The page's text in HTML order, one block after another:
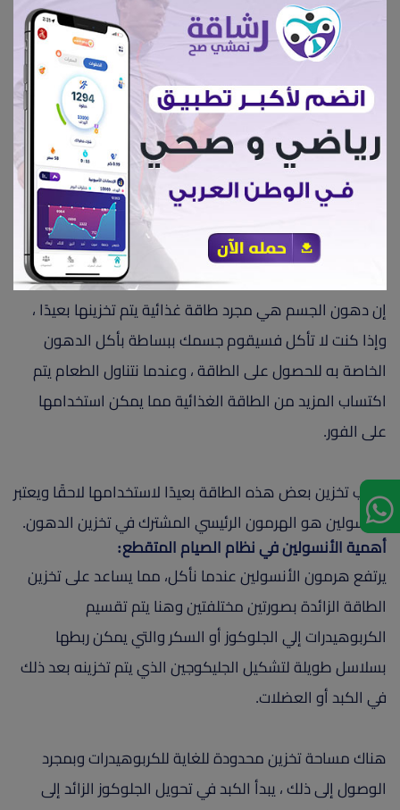
الأكل المقيدة الوقت استهلكوا سعرات حرارية أقل، وفقدوا
الوزن وتحسنوا في ضغط الدم، وفي المتوسط ​استهلكوا
سعرات حرارية أقل ، وفقدوا حوالي 3 في المائة من وزن
الجسم، وشهدوا انخفاض ضغط الدم الانقباضي بنحو 7 درجات.
أهمية الصيام المتقطع لفقدان الوزن:
يسمح الصيام المتقطع للجسم باستخدام الطاقة المخزنة
بداخله عن طريق حرق الدهون الزائدة في الجسم ، ومن المهم
أن ندرك أن هذا أمر طبيعي وأن البشر قد استخدموا الصيام
لفترات زمنية سواء ساعات أو أيام دون عواقب صحية ضارة.
إن دهون الجسم هي مجرد طاقة غذائية يتم تخزينها بعيدًا ،
وإذا كنت لا تأكل فسيقوم جسمك ببساطة بأكل الدهون
الخاصة به للحصول على الطاقة ، وعندما نتناول الطعام يتم
اكتساب المزيد من الطاقة الغذائية مما يمكن استخدامها
على الفور.
ويجب تخزين بعض هذه الطاقة بعيدًا لاستخدامها لاحقًا ويعتبر
الأنسولين هو الهرمون الرئيسي المشترك في تخزين الدهون.
أهمية الأنسولين في نظام الصيام المتقطع:
يرتفع هرمون الأنسولين عندما نأكل، مما يساعد على تخزين
الطاقة الزائدة بصورتين مختلفتين وهنا يتم تقسيم
الكربوهيدرات إلي الجلوكوز أو السكر والتي يمكن ربطها
بسلاسل طويلة لتشكيل الجليكوجين الذي يتم تخزينه بعد ذلك
في الكبد أو العضلات.
هناك مساحة تخزين محدودة للغاية للكربوهيدرات وبمجرد
الوصول إلى ذلك ، يبدأ الكبد في تحويل الجلوكوز الزائد إلى